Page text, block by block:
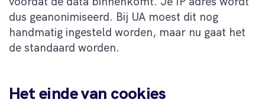
dus geanonimiseerd. Bij UA moest dit nog
handmatig ingesteld worden, maar nu gaat het
de standaard worden.
Het einde van cookies